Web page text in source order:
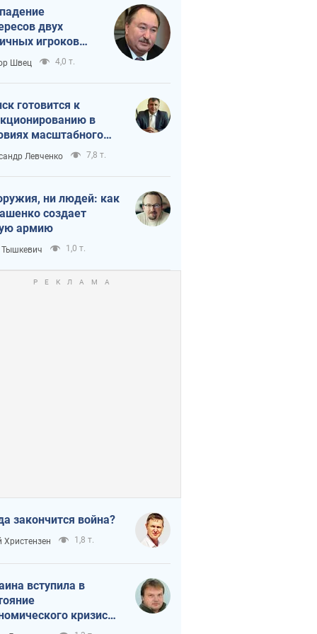
двух
игроков
тайный план
и Путина?
Швец 4,0 т.
готовится к
в
масштабного
кризиса
Левченко 7,8 т.
ни людей: как
создает
армию
Тышкевич 1,0 т.
закончится война?
Христензен 1,8 т.
вступила в
кризиса.
ли свет в конце